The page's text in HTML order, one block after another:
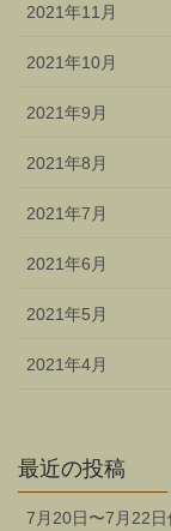
2021年11月
2021年10月
2021年9月
2021年8月
2021年7月
2021年6月
2021年5月
2021年4月
最近の投稿
7月20日〜7月22日